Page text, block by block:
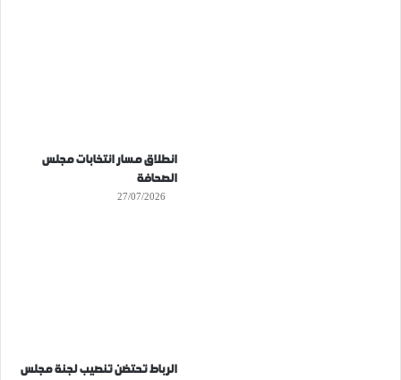
انطلاق مسار انتخابات مجلس
الصحافة
27/07/2026
الرباط تحتضن تنصيب لجنة مجلس